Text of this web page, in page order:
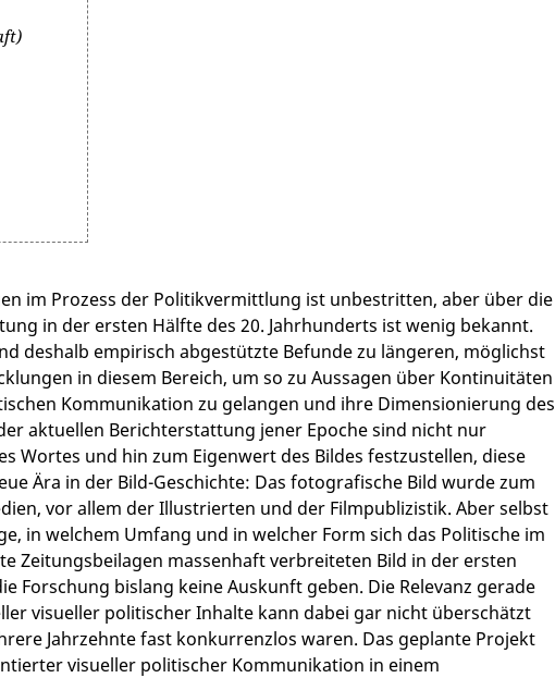
im Prozess der Politikvermittlung ist unbestritten, aber über die
in der ersten Hälfte des 20. Jahrhunderts ist wenig bekannt.
deshalb empirisch abgestützte Befunde zu längeren, möglichst
in diesem Bereich, um so zu Aussagen über Kontinuitäten
Kommunikation zu gelangen und ihre Dimensionierung des
aktuellen Berichterstattung jener Epoche sind nicht nur
Wortes und hin zum Eigenwert des Bildes festzustellen, diese
Ära in der Bild-Geschichte: Das fotografische Bild wurde zum
vor allem der Illustrierten und der Filmpublizistik. Aber selbst
in welchem Umfang und in welcher Form sich das Politische im
Zeitungsbeilagen massenhaft verbreiteten Bild in der ersten
Forschung bislang keine Auskunft geben. Die Relevanz gerade
visueller politischer Inhalte kann dabei gar nicht überschätzt
Jahrzehnte fast konkurrenzlos waren. Das geplante Projekt
visueller politischer Kommunikation in einem